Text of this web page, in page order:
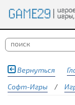
Вернуться
Софт-Игры
/